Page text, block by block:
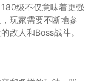
级不仅意味着更强
玩家需要不断地参
敌人和Boss战斗。